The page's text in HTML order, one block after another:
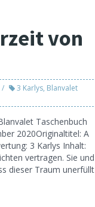
von
3 Karlys, Blanvalet
Taschenbuch
2020Originaltitel: A
3 Karlys Inhalt:
vertragen. Sie und
dieser Traum unerfüllt